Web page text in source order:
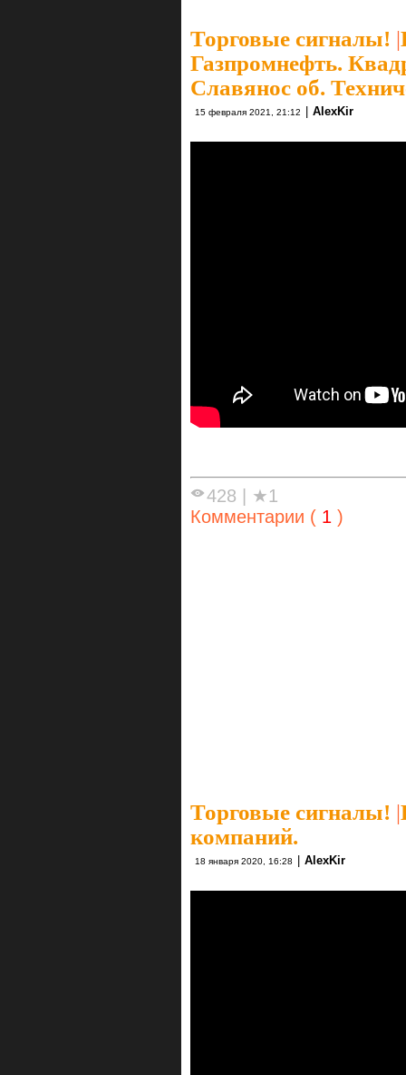
Торговые сигналы! |
Газпромнефть.
Славянос об.
15 февраля 2021, 21:12 AlexKir
428 | ★1
Комментарии ( 1 )
Торговые сигналы! |
компаний.
18 января 2020, 16:28 | AlexKir